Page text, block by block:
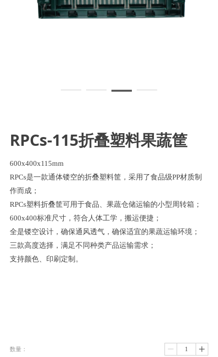
RPCs-115折叠塑料果蔬筐
600x400x115mm
RPCs是一款通体镂空的折叠塑料筐，采用了食品级PP材质制
作而成；
RPCs塑料折叠筐可用于食品、果蔬仓储运输的小型周转箱；
600x400标准尺寸，符合人体工学，搬运便捷；
全是镂空设计，确保通风透气，确保适宜的果蔬运输环境；
三款高度选择，满足不同种类产品运输需求；
支持颜色、印刷定制。
数量： ꄷ ꄸ